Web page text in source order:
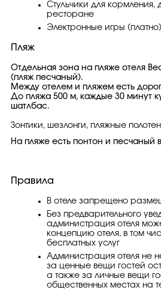
Стульчики для кормления,
ресторане
Электронные игры (платно)
Пляж
Отдельная зона на пляже отеля
(пляж песчаный).
Между отелем и пляжем есть
До пляжа 500 м, каждые 30 минут
шатлбас.
Зонтики, шезлонги, пляжные
На пляже есть понтон и песчаный
Правила
В отеле запрещено
Без предварительного
администрация отеля
концепцию отеля, в том
бесплатных услуг
Администрация отеля не
за ценные вещи гостей
а также за личные вещи
общественных местах на